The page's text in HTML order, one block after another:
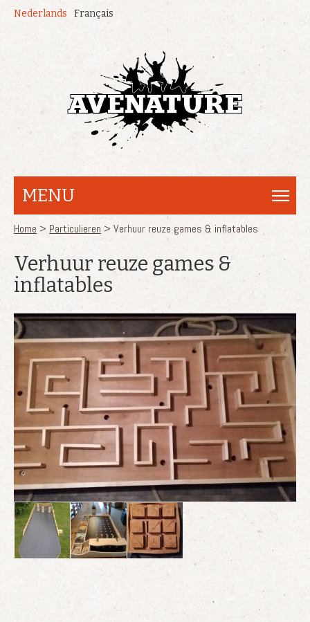
Overslaan en naar de inhoud gaan
Nederlands Français
MENU
U bent hier
Home > Particulieren > Verhuur reuze games & inflatables
Verhuur reuze games &
inflatables